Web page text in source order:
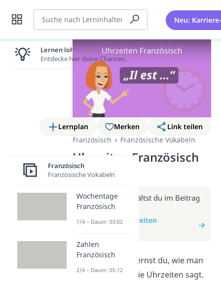
Suche Neu:
Lernplan Merken
Link teilen
Französisch
Französische Vokabeln
Uhrzeiten Französisch
(Video)
Weitere Infos erhältst du im Beitrag
zum Video
zum Beitrag: Uhrzeiten
In diesem Video lernst du, wie man
auf Französisch die Uhrzeiten sagt.
Lernen lohnt sich!
Entdecke hier deine Chancen.
Französisch
Französische Vokabeln
Wochentage
Französisch
1/4 – Dauer: 03:02
Zahlen
Französisch
2/4 – Dauer: 05:12